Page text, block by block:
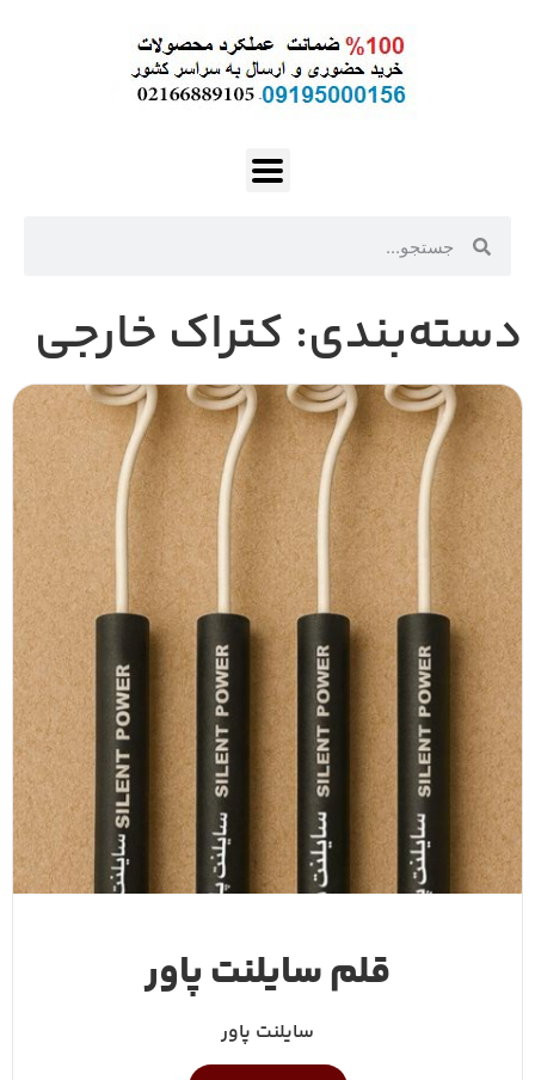
دسته‌بندی: کتراک خارجی
قلم سایلنت پاور
سایلنت پاور